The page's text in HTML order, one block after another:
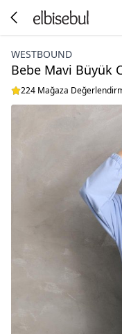
WESTBOUND
Bebe Mavi Büyük
224 Mağaza